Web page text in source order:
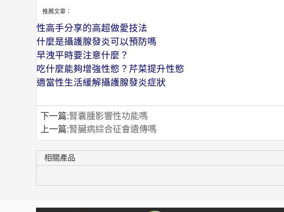
推薦文章：
性高手分享的高超做愛技法
什麼是攝護腺發炎可以預防嗎
早洩平時要注意什麼？
吃什麼能夠增強性慾？芹菜提升性慾
適當性生活緩解攝護腺發炎症狀
下一篇:腎囊腫影響性功能嗎
上一篇:腎臟病綜合征會遺傳嗎
相關產品